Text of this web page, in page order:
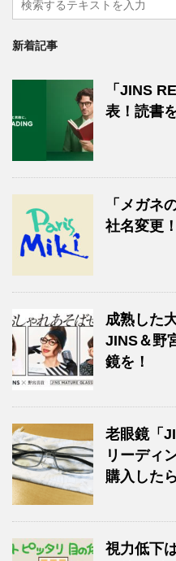
新着記事
「JINS
表！読書
「メガネ
社名変更
成熟した
JINS＆野
鏡を！
老眼鏡「
リーディ
購入した
視力低下